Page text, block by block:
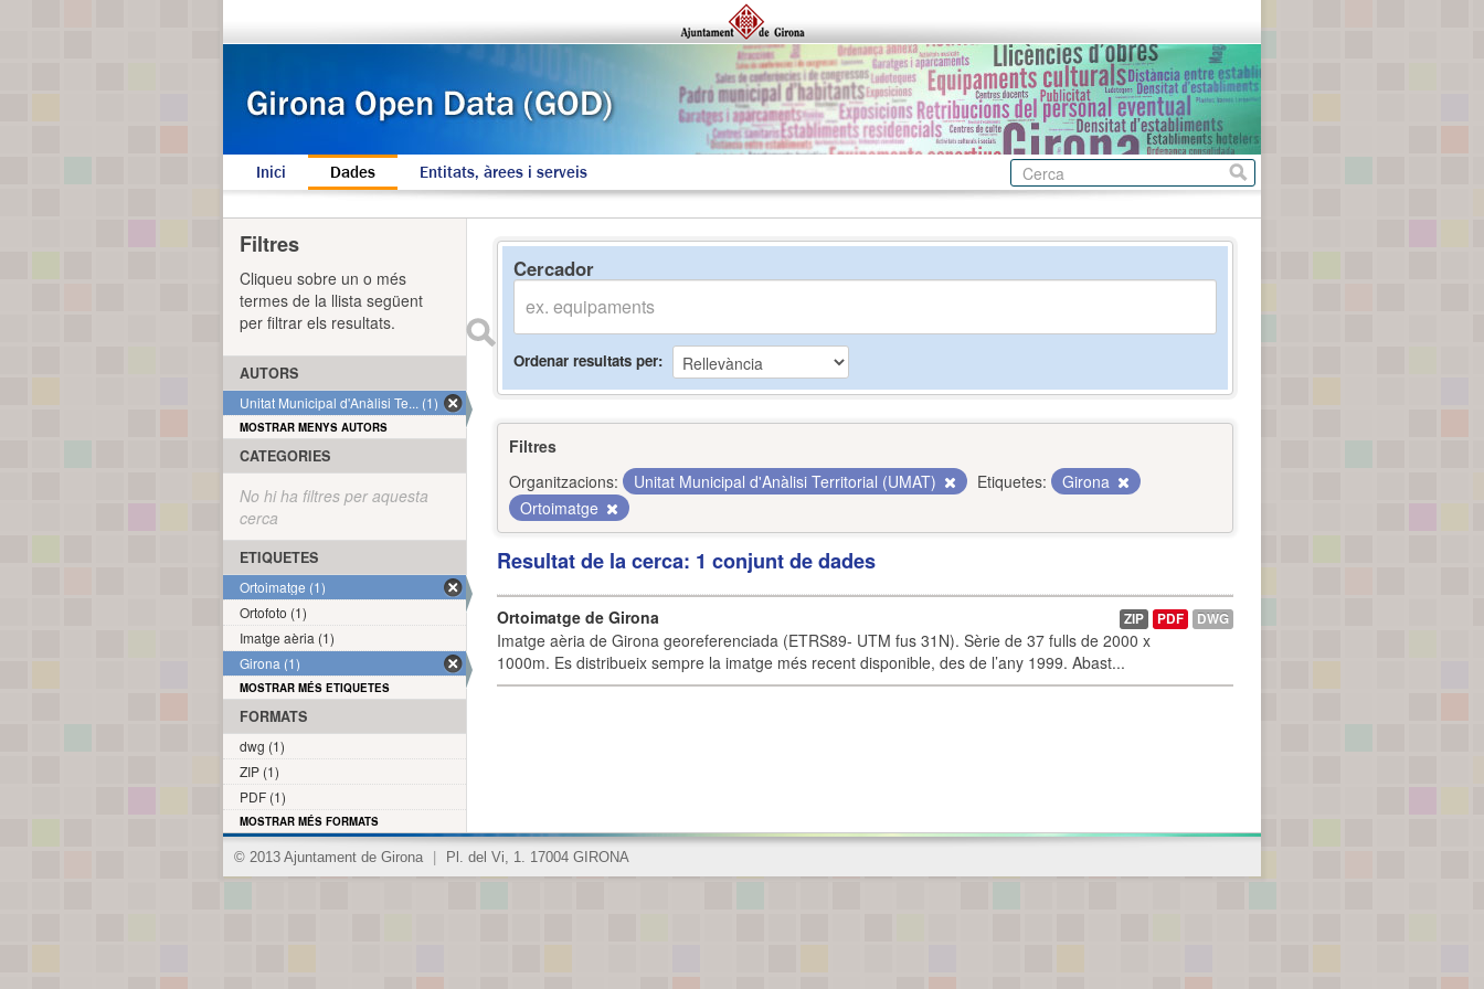
Inici Dades Entitats, àrees i serveis
Cercador
Ordenar resultats per
Filtres
Organitzacions:
Unitat Municipal d'Anàlisi Territorial (UMAT) Etiquetes:
Girona
Ortoimatge
Resultat de la cerca: 1 conjunt de dades
Ortoimatge de Girona
Imatge aèria de Girona georeferenciada (ETRS89- UTM fus 31N). Sèrie de 37 fulls de 2000 x
1000m. Es distribueix sempre la imatge més recent disponible, des de l’any 1999. Abast...
ZIP PDF DWG
Filtres
Cliqueu sobre un o més
termes de la llista següent
per filtrar els resultats.
AUTORS
Unitat Municipal d'Anàlisi Te... (1)
MOSTRAR MENYS AUTORS
CATEGORIES
No hi ha filtres per aquesta
cerca
ETIQUETES
Ortoimatge (1)
Ortofoto (1)
Imatge aèria (1)
Girona (1)
MOSTRAR MÉS ETIQUETES
FORMATS
dwg (1)
ZIP (1)
PDF (1)
MOSTRAR MÉS FORMATS
© 2013 Ajuntament de Girona Pl. del Vi, 1. 17004 GIRONA